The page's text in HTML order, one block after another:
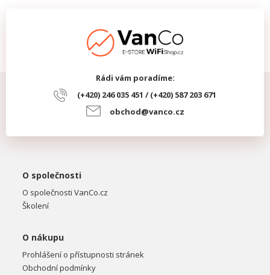
Rádi vám poradíme:
(+420) 246 035 451 / (+420) 587 203 671
obchod@vanco.cz
O společnosti
O společnosti VanCo.cz
Školení
O nákupu
Prohlášení o přístupnosti stránek
Obchodní podmínky